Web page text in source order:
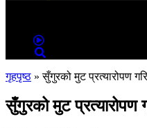
गृहपृष्ठ »सुँगुरको मुट प्रत्यारोपण
सुँगुरको मुट प्रत्यारोपण